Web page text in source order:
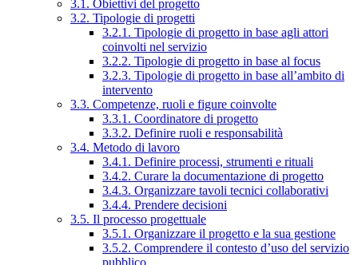
3.1. Obiettivi del progetto
3.2. Tipologie di progetti
3.2.1. Tipologie di progetto in base agli attori
coinvolti nel servizio
3.2.2. Tipologie di progetto in base al focus
3.2.3. Tipologie di progetto in base all’ambito di
intervento
3.3. Competenze, ruoli e figure coinvolte
3.3.1. Coordinatore di progetto
3.3.2. Definire ruoli e responsabilità
3.4. Metodo di lavoro
3.4.1. Definire processi, strumenti e rituali
3.4.2. Curare la documentazione di progetto
3.4.3. Organizzare tavoli tecnici collaborativi
3.4.4. Prendere decisioni
3.5. Il processo progettuale
3.5.1. Organizzare il progetto e la sua gestione
3.5.2. Comprendere il contesto d’uso del servizio
pubblico